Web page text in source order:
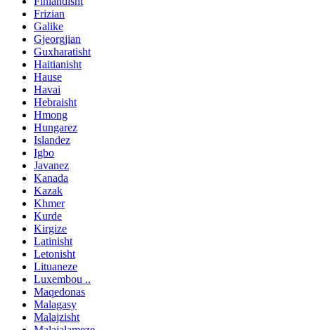
Frizian
Galike
Gjeorgjian
Guxharatisht
Haitianisht
Hause
Havai
Hebraisht
Hmong
Hungarez
Islandez
Igbo
Javanez
Kanada
Kazak
Khmer
Kurde
Kirgize
Latinisht
Letonisht
Lituaneze
Luxembou ..
Maqedonas
Malagasy
Malajzisht